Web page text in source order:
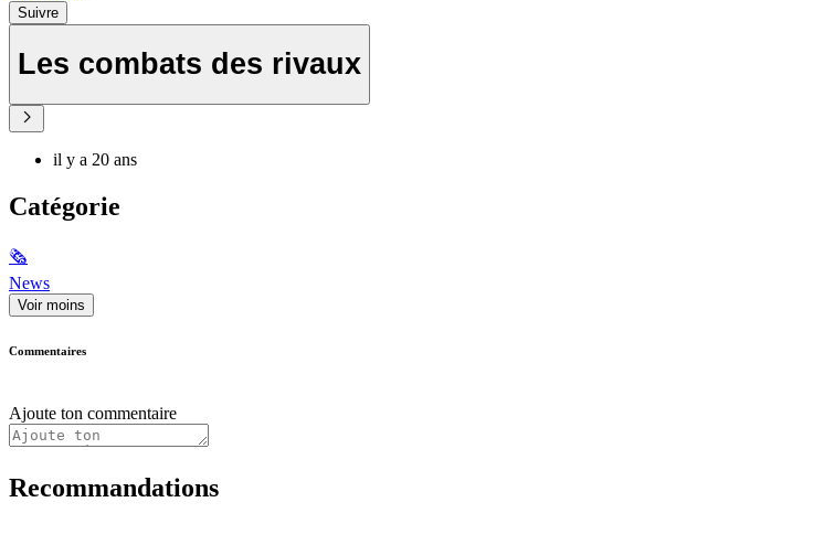
Suivre
Les combats des rivaux
il y a 20 ans
Catégorie
🗞
News
Voir moins
Commentaires
Ajoute ton commentaire
Recommandations